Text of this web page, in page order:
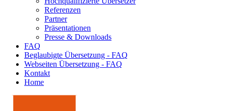
Referenzen
Partner
Präsentationen
Presse & Downloads
FAQ
Beglaubigte Übersetzung - FAQ
Webseiten Übersetzung - FAQ
Kontakt
Home